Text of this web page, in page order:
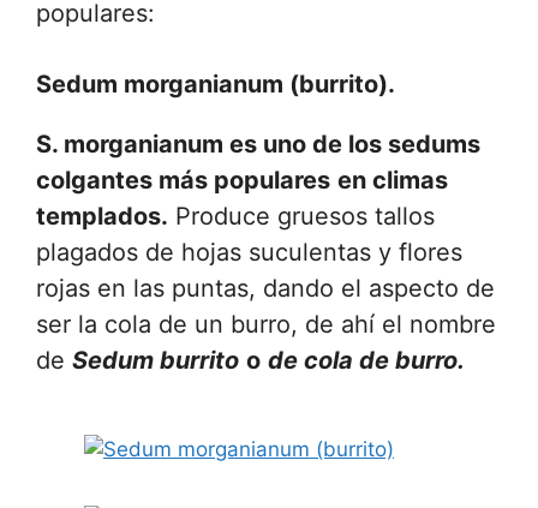
populares:
Sedum morganianum (burrito).
S. morganianum es uno de los sedums
colgantes más populares en climas
templados. Produce gruesos tallos
plagados de hojas suculentas y flores
rojas en las puntas, dando el aspecto de
ser la cola de un burro, de ahí el nombre
de Sedum burrito o de cola de burro.